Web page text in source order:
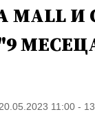
MALL
20.05.2023 11:00 -